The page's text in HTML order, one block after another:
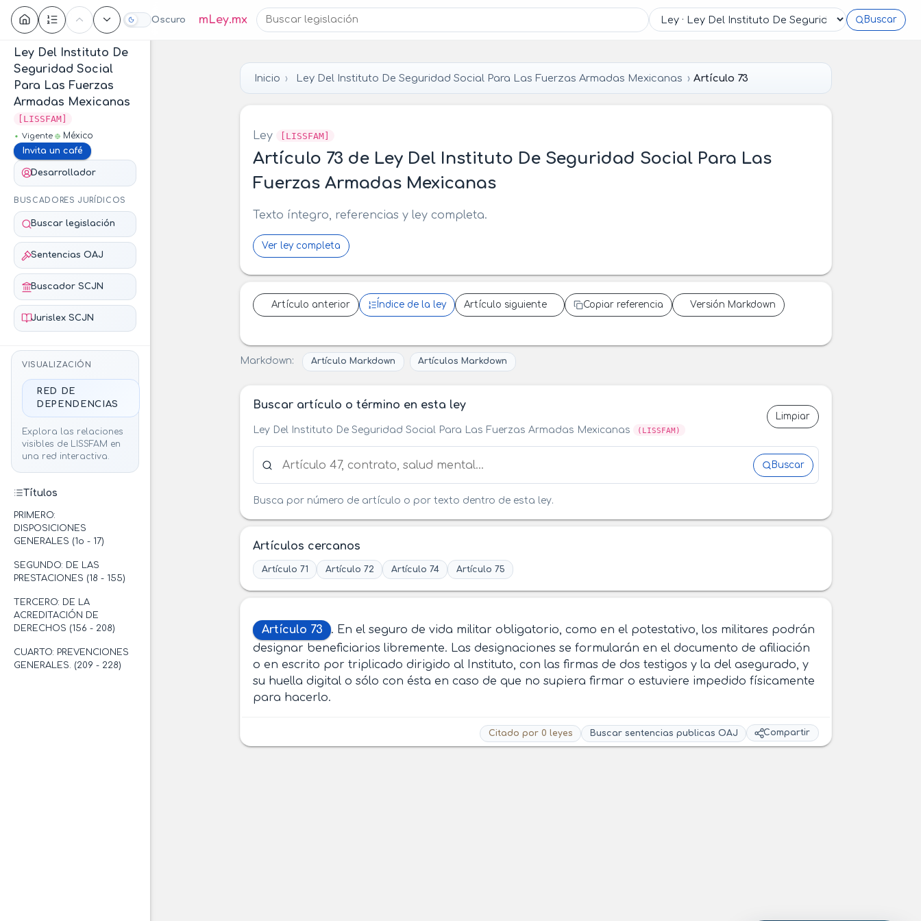
Oscuro mLey.mx Buscar
Contenido
Ley Del Instituto De
Seguridad Social
Para Las Fuerzas
Armadas Mexicanas
[LISSFAM]
Vigente
México
Invita un café
Desarrollador
BUSCADORES JURÍDICOS
Buscar legislación
Sentencias OAJ
Buscador SCJN
Jurislex SCJN
VISUALIZACIÓN
RED DE
DEPENDENCIAS
Explora las relaciones
visibles de LISSFAM en
una red interactiva.
Títulos
PRIMERO:
DISPOSICIONES
GENERALES (1o - 17)
SEGUNDO: DE LAS
PRESTACIONES (18 - 155)
TERCERO: DE LA
ACREDITACIÓN DE
DERECHOS (156 - 208)
CUARTO: PREVENCIONES
GENERALES. (209 - 228)
Inicio Ley Del Instituto De Seguridad Social Para Las Fuerzas Armadas Mexicanas Artículo 73
Ley [LISSFAM]
Artículo 73 de Ley Del Instituto De Seguridad Social Para Las
Fuerzas Armadas Mexicanas
Texto íntegro, referencias y ley completa.
Ver ley completa
Artículo anterior Índice de la ley Artículo siguiente Copiar referencia Versión Markdown
Markdown: Artículo Markdown Artículos Markdown
Buscar artículo o término en esta ley
Ley Del Instituto De Seguridad Social Para Las Fuerzas Armadas Mexicanas (LISSFAM)
Limpiar
Buscar
Busca por número de artículo o por texto dentro de esta ley.
Artículos cercanos
Artículo 71 Artículo 72 Artículo 74 Artículo 75
Artículo 73
. En el seguro de vida militar obligatorio, como en el potestativo, los militares podrán
designar beneficiarios libremente. Las designaciones se formularán en el documento de afiliación
o en escrito por triplicado dirigido al Instituto, con las firmas de dos testigos y la del asegurado, y
su huella digital o sólo con ésta en caso de que no supiera firmar o estuviere impedido físicamente
para hacerlo.
Citado por 0 leyes Buscar sentencias publicas OAJ Compartir